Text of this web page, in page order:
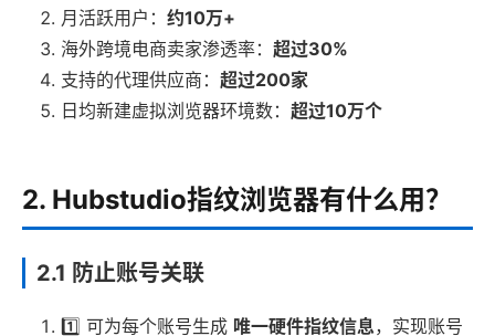
月活跃用户： 约10万+
海外跨境电商卖家渗透率： 超过30%
支持的代理供应商： 超过200家
日均新建虚拟浏览器环境数： 超过10万个
2. Hubstudio指纹浏览器有什么用？
2.1 防止账号关联
1️⃣ 可为每个账号生成 唯一硬件指纹信息，实现账号